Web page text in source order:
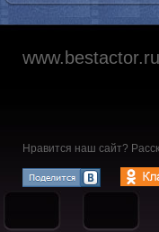
www.bestactor.ru
Нравится наш сайт?